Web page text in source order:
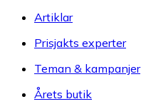
Artiklar
Prisjakts experter
Teman & kampanjer
Årets butik